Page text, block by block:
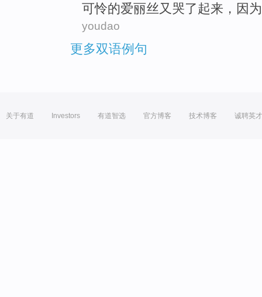
可怜的爱丽丝又哭了起来 ， 因为
youdao
更多双语例句
关于有道 Investors 有道智选 官方博客 技术博客 诚聘英才